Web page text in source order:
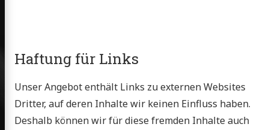
Haftung für Links
Unser Angebot enthält Links zu externen Websites
Dritter, auf deren Inhalte wir keinen Einfluss haben.
Deshalb können wir für diese fremden Inhalte auch